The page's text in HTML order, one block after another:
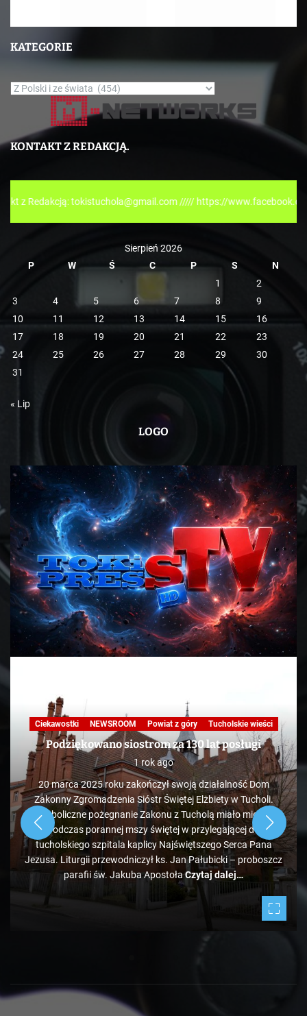
KATEGORIE
K
e
i
e
KONTAKT Z REDAKCJĄ.
tokistuchola@gmail.com ///// https://www.facebook.com/
Sierpień 2026
P
W Ś C P S
N
1
2
3
4 5 6 7 8
9
10
11 12 13 14 15
16
17
18 19 20 21 22
23
24
25 26 27 28 29
30
31
« Lip
LOGO
Ciekawostki NEWSROOM Powiat z góry Tucholskie wieści
Podziękowano siostrom za 130 lat posługi
1 rok ago
20 marca 2025 roku zakończył swoją działalność Dom
Zakonny Zgromadzenia Sióstr Świętej Elżbiety w Tucholi.
Symboliczne pożegnanie Zakonu z Tucholą miało miejsce
podczas porannej mszy świętej w przylegającej do
tucholskiego szpitala kaplicy Najświętszego Serca Pana
Jezusa. Liturgii przewodniczył ks. Jan Pałubicki – proboszcz
parafii św. Jakuba ApostołaCzytaj dalej…